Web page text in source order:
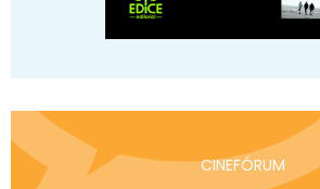
CINEFÓRUM